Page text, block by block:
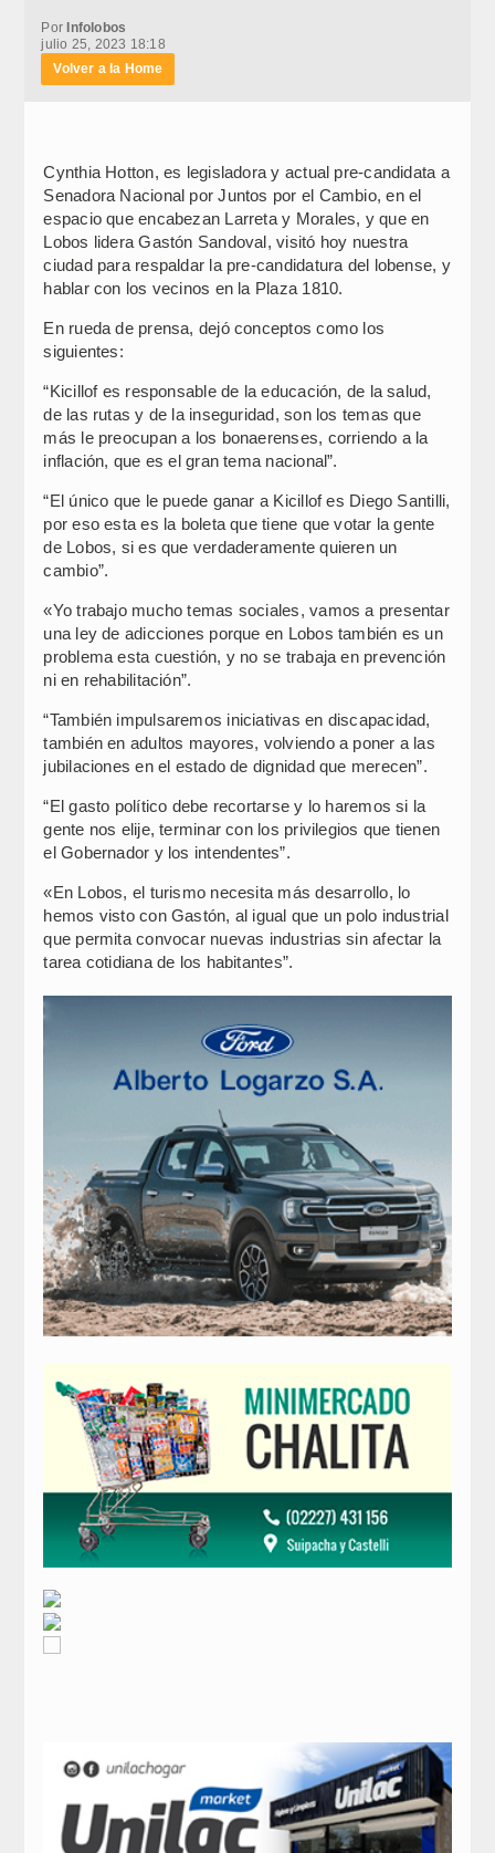
PorInfolobos
julio 25, 2023 18:18
Volver a la Home
Cynthia Hotton, es legisladora y actual pre-candidata a
Senadora Nacional por Juntos por el Cambio, en el
espacio que encabezan Larreta y Morales, y que en
Lobos lidera Gastón Sandoval, visitó hoy nuestra
ciudad para respaldar la pre-candidatura del lobense, y
hablar con los vecinos en la Plaza 1810.
En rueda de prensa, dejó conceptos como los
siguientes:
“Kicillof es responsable de la educación, de la salud,
de las rutas y de la inseguridad, son los temas que
más le preocupan a los bonaerenses, corriendo a la
inflación, que es el gran tema nacional”.
“El único que le puede ganar a Kicillof es Diego Santilli,
por eso esta es la boleta que tiene que votar la gente
de Lobos, si es que verdaderamente quieren un
cambio”.
«Yo trabajo mucho temas sociales, vamos a presentar
una ley de adicciones porque en Lobos también es un
problema esta cuestión, y no se trabaja en prevención
ni en rehabilitación”.
“También impulsaremos iniciativas en discapacidad,
también en adultos mayores, volviendo a poner a las
jubilaciones en el estado de dignidad que merecen”.
“El gasto político debe recortarse y lo haremos si la
gente nos elije, terminar con los privilegios que tienen
el Gobernador y los intendentes”.
«En Lobos, el turismo necesita más desarrollo, lo
hemos visto con Gastón, al igual que un polo industrial
que permita convocar nuevas industrias sin afectar la
tarea cotidiana de los habitantes”.